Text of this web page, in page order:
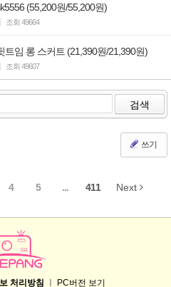
(55,200원/55,200원)
조회 49664
임 롱 스커트 (21,390원/21,390원)
조회 49607
검색
쓰기
4 5 ... 411 Next
처리방침 ㅣ PC버전 보기